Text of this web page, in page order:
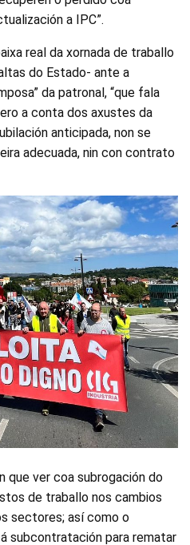
a IPC”.
real da xornada de traballo
do Estado- ante a
da patronal, “que fala
a conta dos axustes da
anticipada, non se
adecuada, nin con contrato
que ver coa subrogación do
de traballo nos cambios
sectores; así como o
subcontratación para rematar